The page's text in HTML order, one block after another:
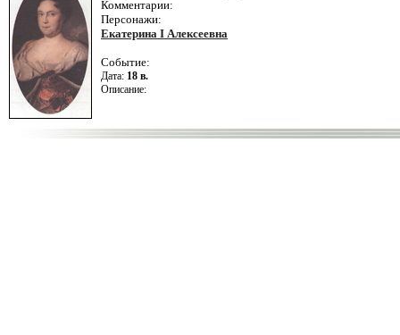
Комментарии:
Персонажи:
Екатерина I Алексеевна
Событие:
Дата: 18 в.
Описание: